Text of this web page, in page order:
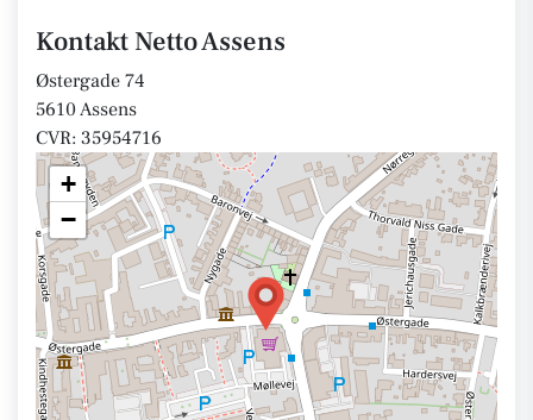
Kontakt Netto Assens
Østergade 74
5610 Assens
CVR: 35954716
+
−